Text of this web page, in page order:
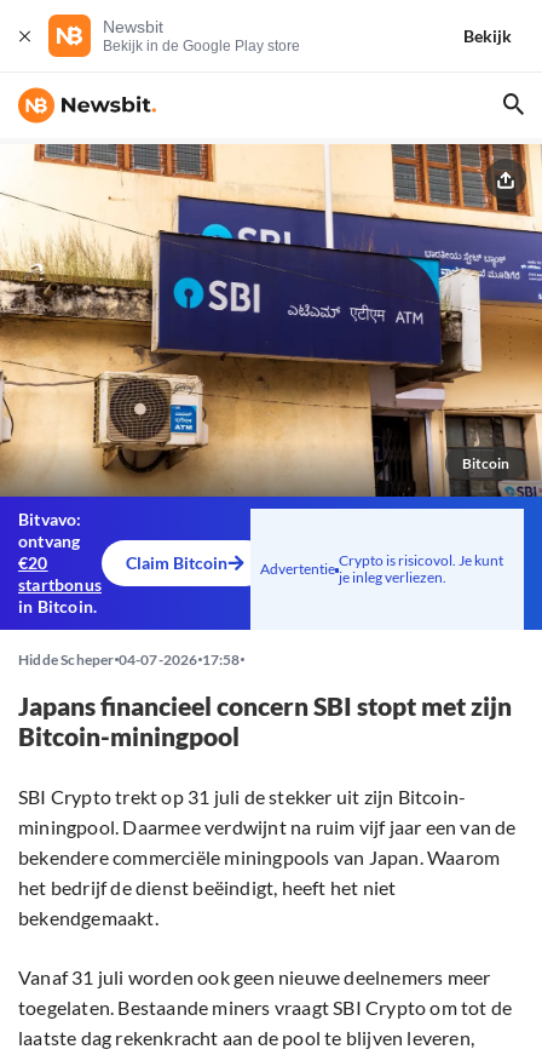
Newsbit
Bekijk in de Google Play store
Bekijk
Bitcoin
Bitvavo:
ontvang
€20
startbonus
in Bitcoin.
Claim Bitcoin Advertentie Crypto is risicovol. Je kunt
je inleg verliezen.
Hidde Scheper 04-07-2026 17:58
Japans financieel concern SBI stopt met zijn
Bitcoin-miningpool
SBI Crypto trekt op 31 juli de stekker uit zijn Bitcoin-
miningpool. Daarmee verdwijnt na ruim vijf jaar een van de
bekendere commerciële miningpools van Japan. Waarom
het bedrijf de dienst beëindigt, heeft het niet
bekendgemaakt.
Vanaf 31 juli worden ook geen nieuwe deelnemers meer
toegelaten. Bestaande miners vraagt SBI Crypto om tot de
laatste dag rekenkracht aan de pool te blijven leveren,